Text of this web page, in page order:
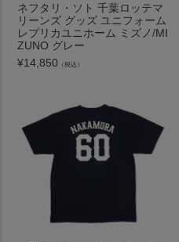
ネフタリ・ソト 千葉ロッテマ
リーンズ グッズ ユニフォーム
レプリカユニホーム ミズノ/MI
ZUNO グレー
¥14,850 （税込）